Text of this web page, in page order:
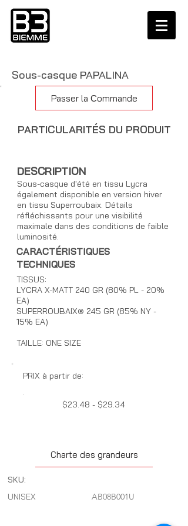
Sous-casque PAPALINA
Passer la Сommande
PARTICULARITÉS DU PRODUIT
DESCRIPTION
Sous-casque d'été en tissu Lycra
également disponible en version hiver
en tissu Superroubaix. Détails
réfléchissants pour une visibilité
maximale dans des conditions de faible
luminosité.
CARACTÉRISTIQUES
TECHNIQUES
TISSUS:
LYCRA X-MATT 240 GR (80% PL - 20%
EA)
SUPERROUBAIX® 245 GR (85% NY -
15% EA)
TAILLE: ONE SIZE
PRIX à partir de:
$23.48 - $29.34
Charte des grandeurs
SKU:
UNISEX
AB08B001U